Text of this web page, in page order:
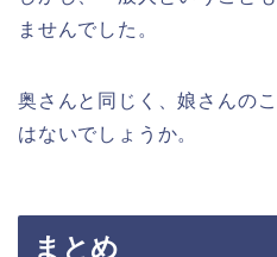
ませんでした。
奥さんと同じく、娘さんの
はないでしょうか。
まとめ